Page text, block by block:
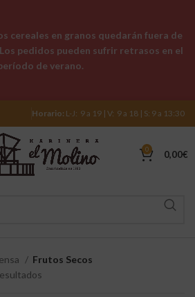
Horario: L-J: 9 a 19 | V: 9 a 18 | S: 9 a 13:30
0 0,00€
Frutos Secos
cereales en granos quedarán fuera de
pedidos pueden sufrir retrasos en el
de verano.